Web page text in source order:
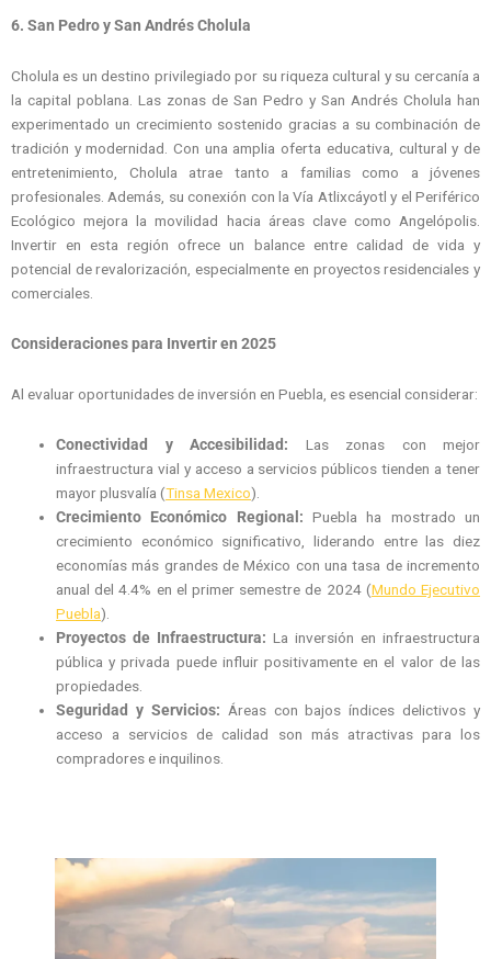
6. San Pedro y San Andrés Cholula
Cholula es un destino privilegiado por su riqueza cultural y su cercanía a
la capital poblana. Las zonas de San Pedro y San Andrés Cholula han
experimentado un crecimiento sostenido gracias a su combinación de
tradición y modernidad. Con una amplia oferta educativa, cultural y de
entretenimiento, Cholula atrae tanto a familias como a jóvenes
profesionales. Además, su conexión con la Vía Atlixcáyotl y el Periférico
Ecológico mejora la movilidad hacia áreas clave como Angelópolis.
Invertir en esta región ofrece un balance entre calidad de vida y
potencial de revalorización, especialmente en proyectos residenciales y
comerciales.
Consideraciones para Invertir en 2025
Al evaluar oportunidades de inversión en Puebla, es esencial considerar:
Conectividad y Accesibilidad: Las zonas con mejor
infraestructura vial y acceso a servicios públicos tienden a tener
mayor plusvalía (Tinsa Mexico).
Crecimiento Económico Regional: Puebla ha mostrado un
crecimiento económico significativo, liderando entre las diez
economías más grandes de México con una tasa de incremento
anual del 4.4% en el primer semestre de 2024 (Mundo Ejecutivo
Puebla).
Proyectos de Infraestructura: La inversión en infraestructura
pública y privada puede influir positivamente en el valor de las
propiedades.
Seguridad y Servicios: Áreas con bajos índices delictivos y
acceso a servicios de calidad son más atractivas para los
compradores e inquilinos.